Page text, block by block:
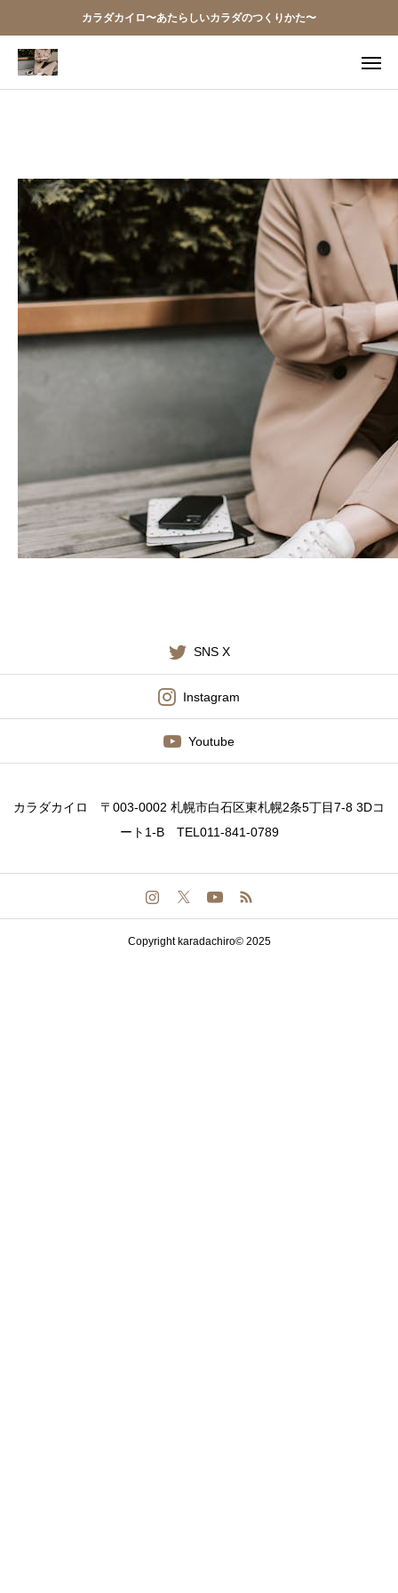
カラダカイロ〜あたらしいカラダのつくりかた〜
SNS X
Instagram
Youtube
カラダカイロ 〒003-0002 札幌市白石区東札幌2条5丁目7-8 3Dコ
ート1-B TEL011-841-0789
Copyright karadachiro© 2025
お問い合わせ
当院の想い
お知らせ
アクセス
書籍出版